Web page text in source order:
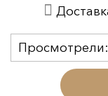
Просмотрели: